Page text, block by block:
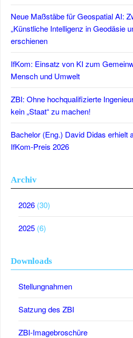
Neue Maßstäbe für Geospatial AI:
„Künstliche Intelligenz in Geodäsie
erschienen
IfKom: Einsatz von KI zum
Mensch und Umwelt
ZBI: Ohne hochqualifizierte
kein „Staat“ zu machen!
Bachelor (Eng.) David Didas erhielt
IfKom-Preis 2026
Archiv
2026 (30)
2025 (6)
Downloads
Stellungnahmen
Satzung des ZBI
ZBI-Imagebroschüre